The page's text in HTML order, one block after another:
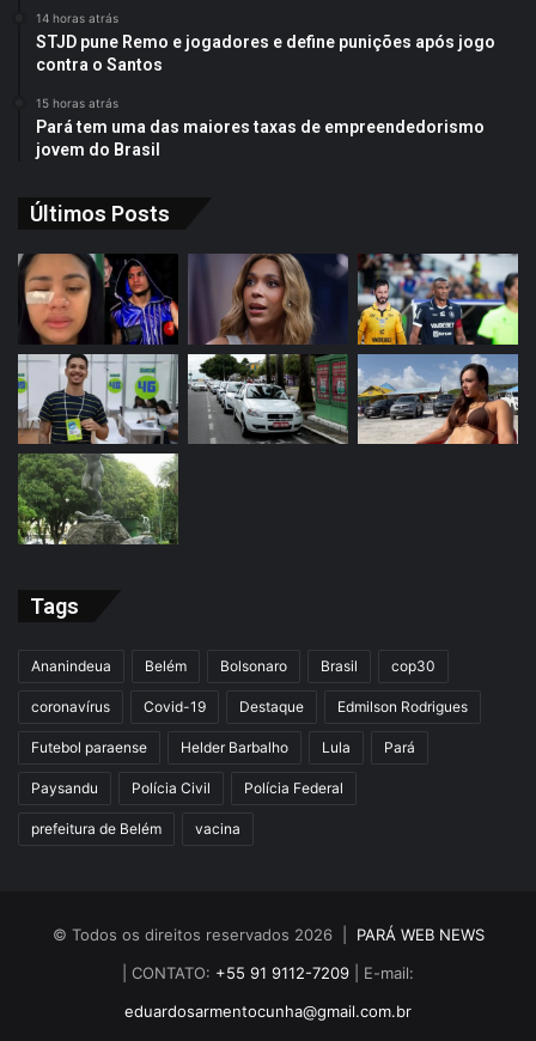
14 horas atrás
STJD pune Remo e jogadores e define punições após jogo
contra o Santos
15 horas atrás
Pará tem uma das maiores taxas de empreendedorismo
jovem do Brasil
Últimos Posts
Tags
Ananindeua Belém Bolsonaro Brasil cop30
coronavírus Covid-19 Destaque Edmilson Rodrigues
Futebol paraense Helder Barbalho Lula Pará
Paysandu Polícia Civil Polícia Federal
prefeitura de Belém vacina
© Todos os direitos reservados 2026 | PARÁ WEB NEWS
| CONTATO: +55 91 9112-7209 | E-mail:
eduardosarmentocunha@gmail.com.br